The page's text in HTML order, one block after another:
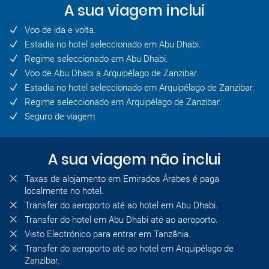
A sua viagem inclui
Voo de ida e volta.
Estadia no hotel seleccionado em Abu Dhabi.
Regime seleccionado em Abu Dhabi.
Voo de Abu Dhabi a Arquipélago de Zanzibar.
Estadia no hotel seleccionado em Arquipélago de Zanzibar.
Regime seleccionado em Arquipélago de Zanzibar.
Seguro de viagem.
A sua viagem não inclui
Taxas de alojamento em Emirados Árabes é paga
localmente no hotel.
Transfer do aeroporto até ao hotel em Abu Dhabi.
Transfer do hotel em Abu Dhabi até ao aeroporto.
Visto Electrónico para entrar em Tanzânia.
Transfer do aeroporto até ao hotel em Arquipélago de
Zanzibar.